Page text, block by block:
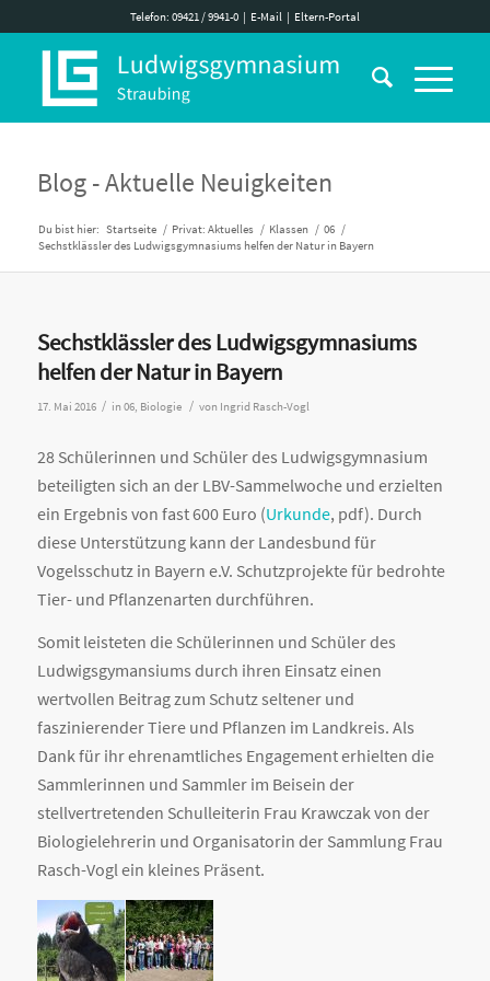
Telefon: 09421 / 9941-0| E-Mail| Eltern-Portal
Blog - Aktuelle Neuigkeiten
Du bist hier: Startseite / Privat: Aktuelles / Klassen / 06 /
Sechstklässler des Ludwigsgymnasiums helfen der Natur in Bayern
Sechstklässler des Ludwigsgymnasiums
helfen der Natur in Bayern
17. Mai 2016 / in 06, Biologie / von Ingrid Rasch-Vogl
28 Schülerinnen und Schüler des Ludwigsgymnasium
beteiligten sich an der LBV-Sammelwoche und erzielten
ein Ergebnis von fast 600 Euro (Urkunde, pdf). Durch
diese Unterstützung kann der Landesbund für
Vogelsschutz in Bayern e.V. Schutzprojekte für bedrohte
Tier- und Pflanzenarten durchführen.
Somit leisteten die Schülerinnen und Schüler des
Ludwigsgymansiums durch ihren Einsatz einen
wertvollen Beitrag zum Schutz seltener und
faszinierender Tiere und Pflanzen im Landkreis. Als
Dank für ihr ehrenamtliches Engagement erhielten die
Sammlerinnen und Sammler im Beisein der
stellvertretenden Schulleiterin Frau Krawczak von der
Biologielehrerin und Organisatorin der Sammlung Frau
Rasch-Vogl ein kleines Präsent.